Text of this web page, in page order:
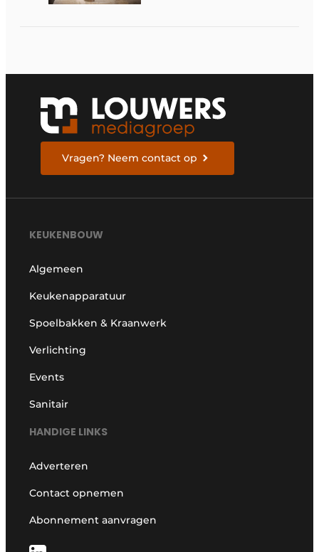
Vragen? Neem contact op
KEUKENBOUW
Algemeen
Keukenapparatuur
Spoelbakken & Kraanwerk
Verlichting
Events
Sanitair
HANDIGE LINKS
Adverteren
Contact opnemen
Abonnement aanvragen